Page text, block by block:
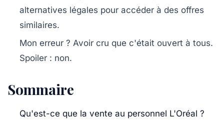
alternatives légales pour accéder à des offres
similaires.
Mon erreur ? Avoir cru que c'était ouvert à tous.
Spoiler : non.
Sommaire
Qu'est-ce que la vente au personnel L'Oréal ?